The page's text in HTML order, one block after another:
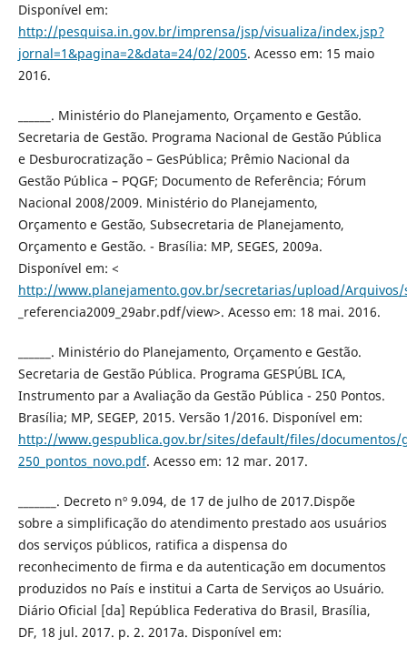
Disponível em:
http://pesquisa.in.gov.br/imprensa/jsp/visualiza/index.jsp?
jornal=1&pagina=2&data=24/02/2005. Acesso em: 15 maio
2016.
______. Ministério do Planejamento, Orçamento e Gestão.
Secretaria de Gestão. Programa Nacional de Gestão Pública
e Desburocratização – GesPública; Prêmio Nacional da
Gestão Pública – PQGF; Documento de Referência; Fórum
Nacional 2008/2009. Ministério do Planejamento,
Orçamento e Gestão, Subsecretaria de Planejamento,
Orçamento e Gestão. - Brasília: MP, SEGES, 2009a.
Disponível em: <
http://www.planejamento.gov.br/secretarias/upload/
_referencia2009_29abr.pdf/view>. Acesso em: 18 mai. 2016.
______. Ministério do Planejamento, Orçamento e Gestão.
Secretaria de Gestão Pública. Programa GESPÚBL ICA,
Instrumento par a Avaliação da Gestão Pública - 250 Pontos.
Brasília; MP, SEGEP, 2015. Versão 1/2016. Disponível em:
http://www.gespublica.gov.br/sites/default/files/documentos/
250_pontos_novo.pdf. Acesso em: 12 mar. 2017.
_______. Decreto nº 9.094, de 17 de julho de 2017.Dispõe
sobre a simplificação do atendimento prestado aos usuários
dos serviços públicos, ratifica a dispensa do
reconhecimento de firma e da autenticação em documentos
produzidos no País e institui a Carta de Serviços ao Usuário.
Diário Oficial [da] República Federativa do Brasil, Brasília,
DF, 18 jul. 2017. p. 2. 2017a. Disponível em: